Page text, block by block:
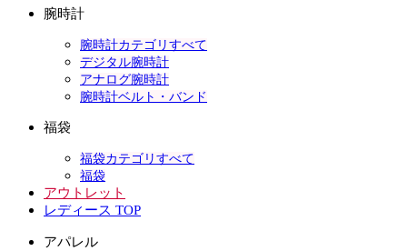
腕時計
腕時計カテゴリすべて
デジタル腕時計
アナログ腕時計
腕時計ベルト・バンド
福袋
福袋カテゴリすべて
福袋
アウトレット
レディース TOP
アパレル